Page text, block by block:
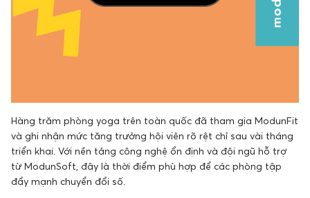
Hàng trăm phòng yoga trên toàn quốc đã tham gia ModunFit
và ghi nhận mức tăng trưởng hội viên rõ rệt chỉ sau vài tháng
triển khai. Với nền tảng công nghệ ổn định và đội ngũ hỗ trợ
từ ModunSoft, đây là thời điểm phù hợp để các phòng tập
đẩy mạnh chuyển đổi số.